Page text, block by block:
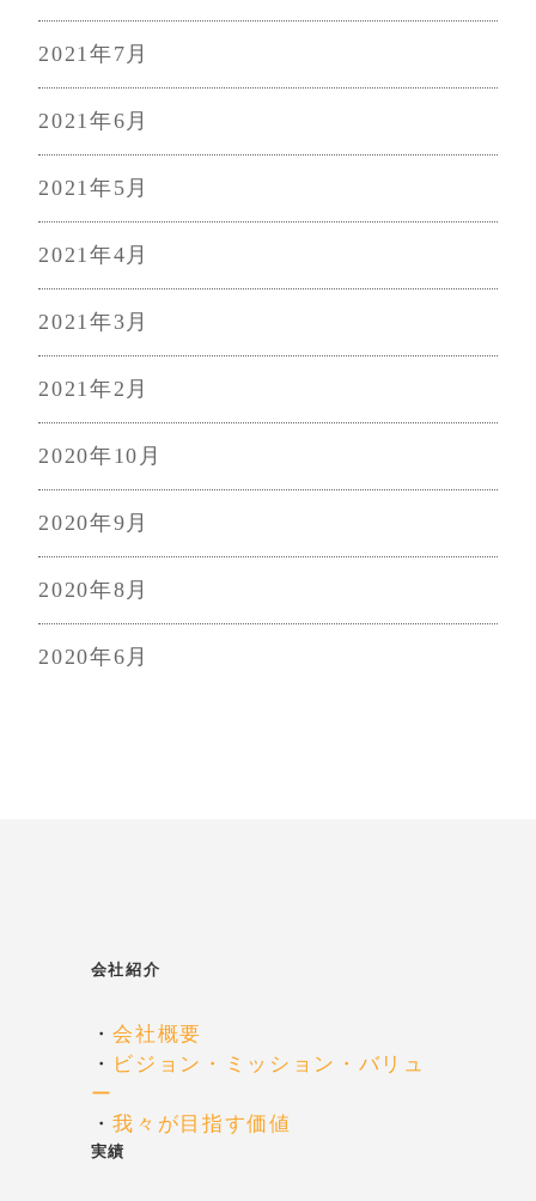
2021年7月
2021年6月
2021年5月
2021年4月
2021年3月
2021年2月
2020年10月
2020年9月
2020年8月
2020年6月
会社紹介
・会社概要
・ ビジョン・ミッション・バリュ
ー
・我々が目指す価値
実績